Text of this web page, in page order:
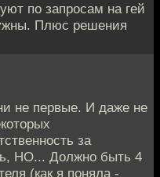
по запросам на гей
Плюс решения
не первые. И даже не
за
НО... Должно быть 4
(как я поняла -